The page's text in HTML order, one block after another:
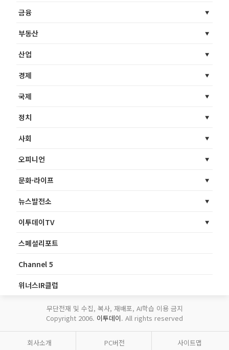
금융
부동산
산업
경제
국제
정치
사회
오피니언
문화·라이프
뉴스발전소
이투데이TV
스페셜리포트
Channel 5
위너스IR클럽
무단전재 및 수집, 복사, 재배포, AI학습 이용 금지
Copyright 2006. 이투데이. All rights reserved
회사소개 PC버전 사이트맵